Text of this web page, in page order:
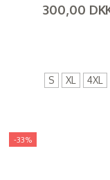
300,00
S XL 4XL
-33%